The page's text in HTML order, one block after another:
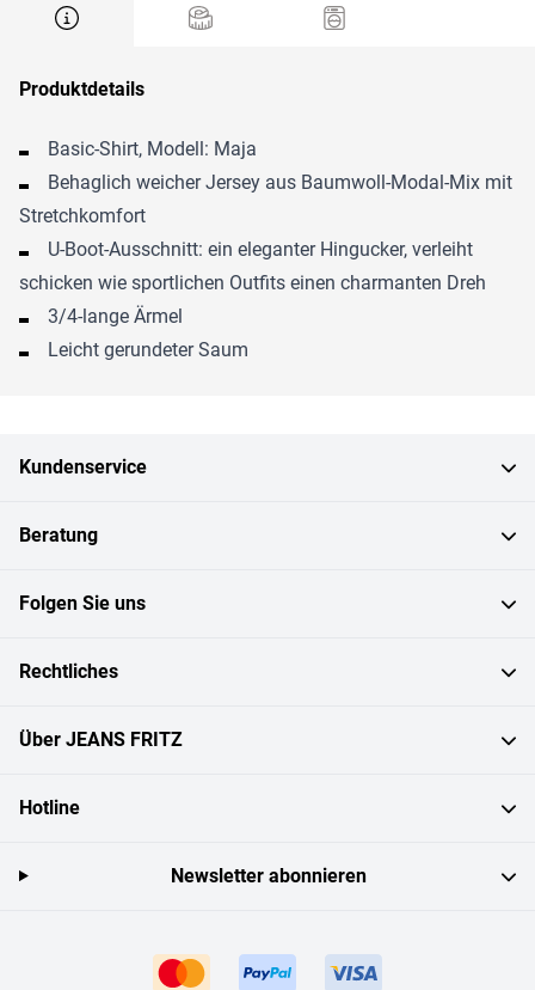
Produktdetails
Basic-Shirt, Modell: Maja
Behaglich weicher Jersey aus Baumwoll-Modal-Mix mit
Stretchkomfort
U-Boot-Ausschnitt: ein eleganter Hingucker, verleiht
schicken wie sportlichen Outfits einen charmanten Dreh
3/4-lange Ärmel
Leicht gerundeter Saum
Kundenservice
Beratung
Folgen Sie uns
Rechtliches
Über JEANS FRITZ
Hotline
Newsletter abonnieren